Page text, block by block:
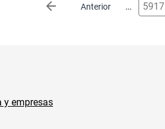
Anterior
Página anterior … 5917
y empresas